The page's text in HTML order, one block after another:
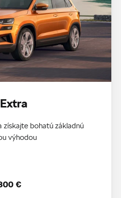
získajte bohatú základnú
výhodou
€